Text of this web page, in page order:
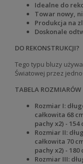
Idealne do
Towar nowy,
Produkcja na
Doskonale
DO REKONSTRUKCJI?
Tego typu bluzy
Światowej przez
TABELA ROZMIARÓW
Rozmiar I:
całkowita 68
pachy x2) - 154
Rozmiar II:
całkowita 70
pachy x2) - 180
Rozmiar III: